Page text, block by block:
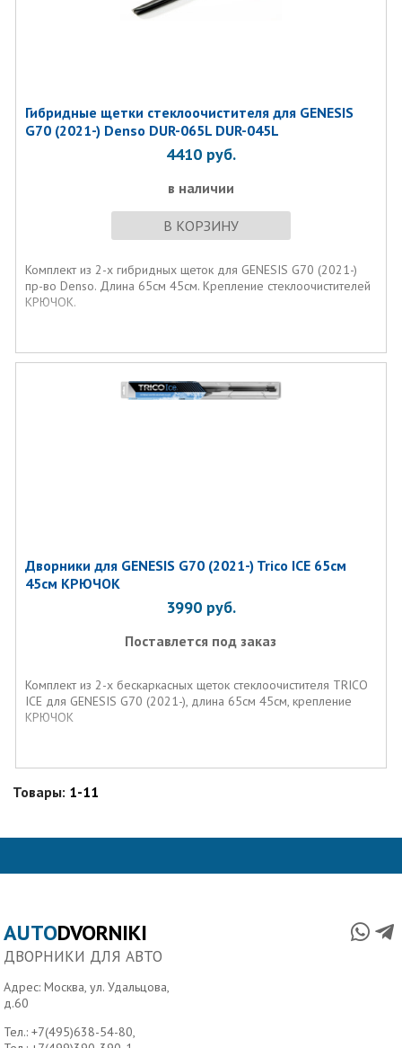
Гибридные щетки стеклоочистителя для GENESIS
G70 (2021-) Denso DUR-065L DUR-045L
4410 руб.
в наличии
В КОРЗИНУ
Комплект из 2-х гибридных щеток для GENESIS G70 (2021-)
пр-во Denso. Длина 65см 45см. Крепление стеклоочистителей
КРЮЧОК.
Дворники для GENESIS G70 (2021-) Trico ICE 65см
45см КРЮЧОК
3990 руб.
Поставлется под заказ
Комплект из 2-х бескаркасных щеток стеклоочистителя TRICO
ICE для GENESIS G70 (2021-), длина 65см 45см, крепление
КРЮЧОК
Товары: 1-11
AUTODVORNIKI
ДВОРНИКИ ДЛЯ АВТО
Адрес: Москва, ул. Удальцова,
д.60
Тел.:+7(495)638-54-80,